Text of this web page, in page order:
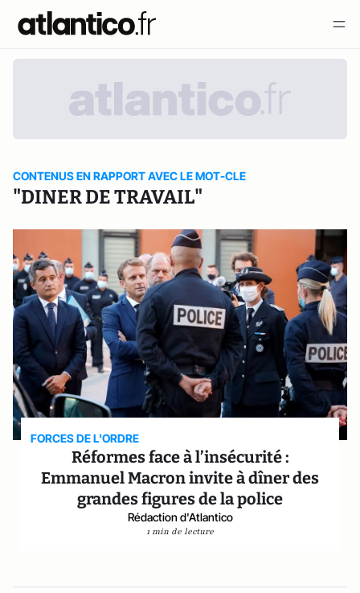
CONTENUS EN RAPPORT AVEC LE MOT-CLE
"DINER DE TRAVAIL"
FORCES DE L'ORDRE
Réformes face à l’insécurité :
Emmanuel Macron invite à dîner des
grandes figures de la police
Rédaction d'Atlantico
1 min de lecture